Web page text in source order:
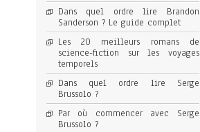
Dans quel ordre lire Brandon
Sanderson ? Le guide complet
Les 20 meilleurs romans de
science-fiction sur les voyages
temporels
Dans quel ordre lire Serge
Brussolo ?
Par où commencer avec Serge
Brussolo ?